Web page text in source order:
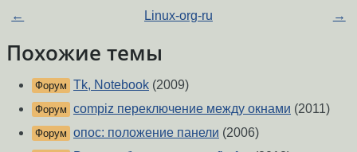
← Linux-org-ru →
Похожие темы
Форум Tk, Notebook (2009)
Форум compiz переключение между окнами (2011)
Форум опос: положение панели (2006)